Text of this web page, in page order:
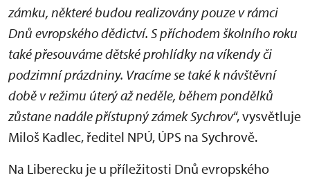
zámku, některé budou realizovány pouze v rámci
Dnů evropského dědictví. S příchodem školního roku
také přesouváme dětské prohlídky na víkendy či
podzimní prázdniny. Vracíme se také k návštěvní
době v režimu úterý až neděle, během pondělků
zůstane nadále přístupný zámek Sychrov“, vysvětluje
Miloš Kadlec, ředitel NPÚ, ÚPS na Sychrově.
Na Liberecku je u příležitosti Dnů evropského